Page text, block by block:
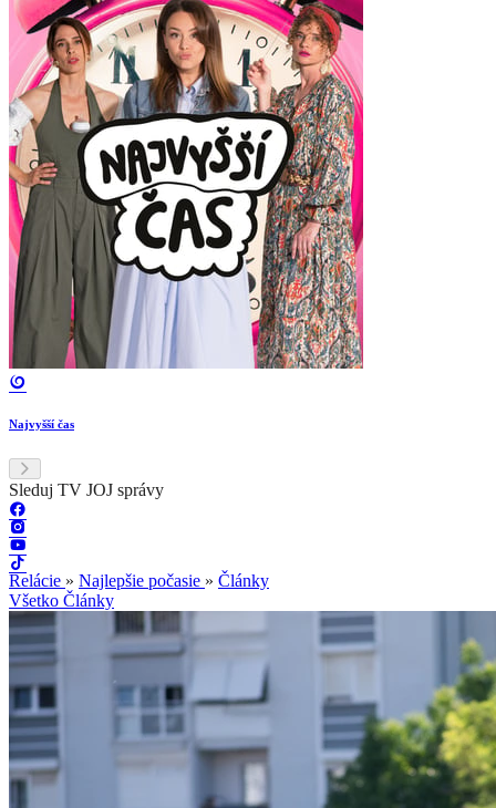
Najvyšší čas
Sleduj TV JOJ správy
Relácie » Najlepšie počasie » Články
Všetko Články